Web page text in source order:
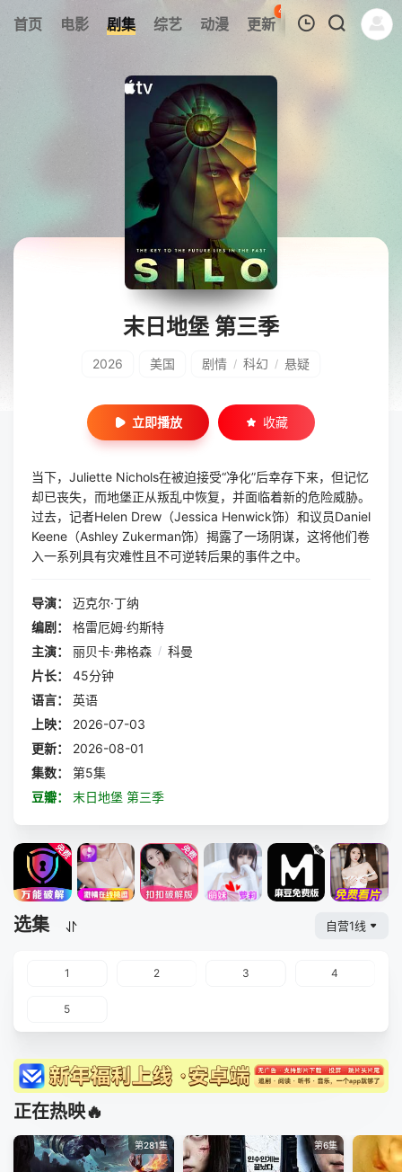
首页 电影 剧集 综艺 动漫 更新
46
热榜 APP
暂无观看影片的记录
末日地堡 第三季
2026 美国 剧情 / 科幻 / 悬疑
立即播放 收藏
当下，Juliette Nichols在被迫接受“净化”后幸存下来，但记忆
却已丧失，而地堡正从叛乱中恢复，并面临着新的危险威胁。
过去，记者Helen Drew（Jessica Henwick饰）和议员Daniel
Keene（Ashley Zukerman饰）揭露了一场阴谋，这将他们卷
入一系列具有灾难性且不可逆转后果的事件之中。
导演：
迈克尔·丁纳
编剧：
格雷厄姆·约斯特
主演：
丽贝卡·弗格森 / 科曼
片长：
45分钟
语言：
英语
上映：
2026-07-03
更新：
2026-08-01
集数：
第5集
豆瓣：
末日地堡 第三季
选集 自营1线
1 2 3 4
5
正在热映🔥
第281集 第6集